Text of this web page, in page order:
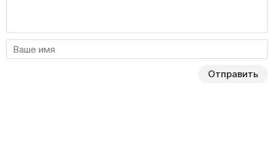
Отправить